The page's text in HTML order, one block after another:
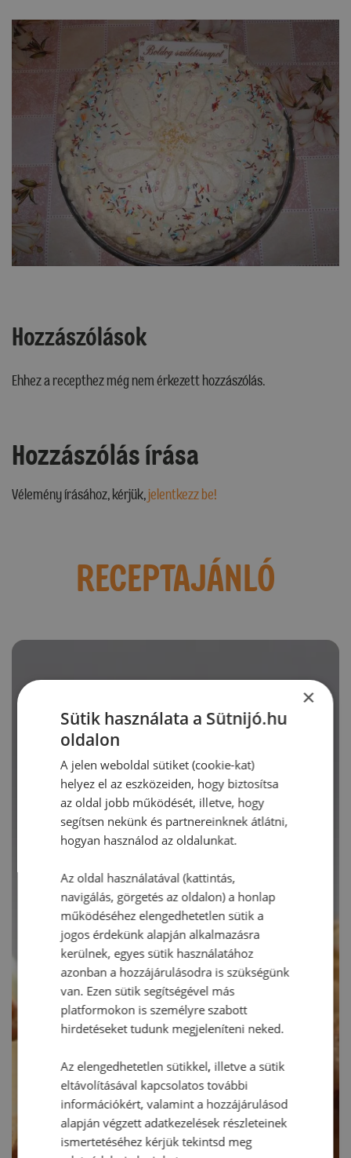
Hozzászólások
Ehhez a recepthez még nem érkezett hozzászólás.
Hozzászólás írása
Vélemény írásához, kérjük,jelentkezz be!
RECEPTAJÁNLÓ
×
Sütik használata a Sütnijó.hu
oldalon
A jelen weboldal sütiket (cookie-kat)
helyez el az eszközeiden, hogy biztosítsa
az oldal jobb működését, illetve, hogy
segítsen nekünk és partnereinknek átlátni,
hogyan használod az oldalunkat.
Az oldal használatával (kattintás,
navigálás, görgetés az oldalon) a honlap
működéséhez elengedhetetlen sütik a
jogos érdekünk alapján alkalmazásra
kerülnek, egyes sütik használatához
azonban a hozzájárulásodra is szükségünk
van. Ezen sütik segítségével más
platformokon is személyre szabott
hirdetéseket tudunk megjeleníteni neked.
Az elengedhetetlen sütikkel, illetve a sütik
eltávolításával kapcsolatos további
információkért, valamint a hozzájárulásod
alapján végzett adatkezelések részleteinek
ismertetéséhez kérjük tekintsd meg